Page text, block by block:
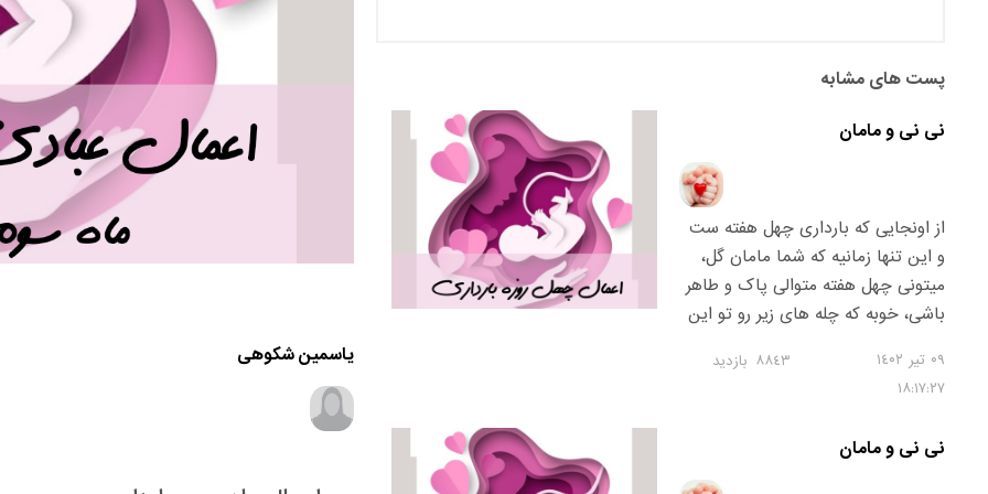
پست های مشابه
نی نی و مامان
از اونجایی که بارداری چهل هفته ست
و این تنها زمانیه که شما مامان گل،
میتونی چهل هفته متوالی پاک و طاهر
باشی، خوبه که چله های زیر رو تو این
سوره یس و فوت کردن به انار و
عدد با 21 بسم الّه در 40 روز متوالی *
۰٩ تیر ١٤۰٢
١٨:١٧:٢٧
٨٨٤٣ بازدید
نی نی و مامان
یاسمین شکوهی